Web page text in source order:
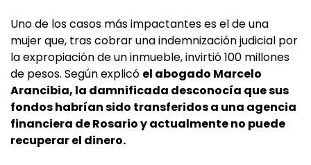
Uno de los casos más impactantes es el de una
mujer que, tras cobrar una indemnización judicial por
la expropiación de un inmueble, invirtió 100 millones
de pesos. Según explicó el abogado Marcelo
Arancibia, la damnificada desconocía que sus
fondos habrían sido transferidos a una agencia
financiera de Rosario y actualmente no puede
recuperar el dinero.